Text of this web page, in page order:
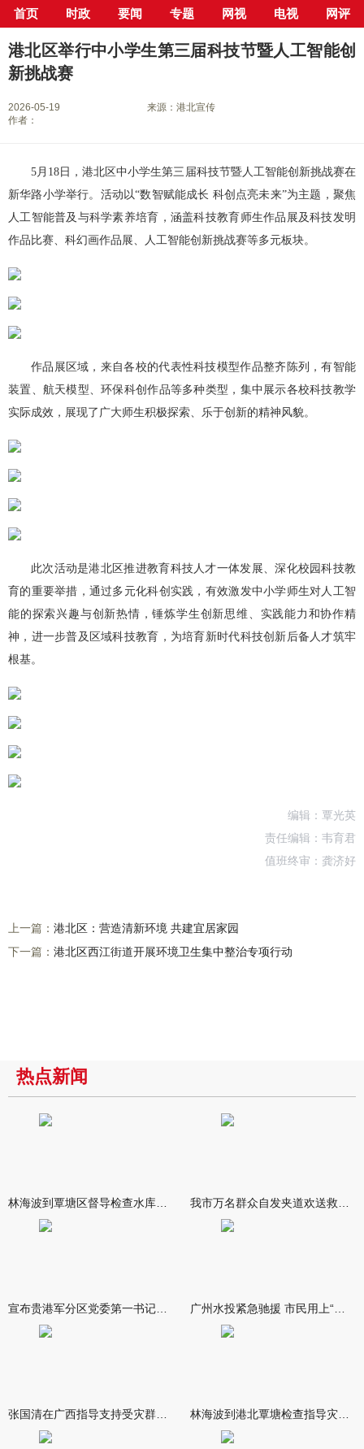
首页 时政 要闻 专题 网视 电视 网评
当前位置： 首页> 新闻中心> 县市区> 港北区> 正文
港北区举行中小学生第三届科技节暨人工智能创
新挑战赛
2026-05-19
来源：港北宣传
作者：
5月18日，港北区中小学生第三届科技节暨人工智能创新挑战赛在
新华路小学举行。活动以“数智赋能成长 科创点亮未来”为主题，聚焦
人工智能普及与科学素养培育，涵盖科技教育师生作品展及科技发明
作品比赛、科幻画作品展、人工智能创新挑战赛等多元板块。
作品展区域，来自各校的代表性科技模型作品整齐陈列，有智能
装置、航天模型、环保科创作品等多种类型，集中展示各校科技教学
实际成效，展现了广大师生积极探索、乐于创新的精神风貌。
此次活动是港北区推进教育科技人才一体发展、深化校园科技教
育的重要举措，通过多元化科创实践，有效激发中小学师生对人工智
能的探索兴趣与创新热情，锤炼学生创新思维、实践能力和协作精
神，进一步普及区域科技教育，为培育新时代科技创新后备人才筑牢
根基。
编辑：覃光英
责任编辑：韦育君
值班终审：龚济好
上一篇： 港北区：营造清新环境 共建宜居家园
下一篇： 港北区西江街道开展环境卫生集中整治专项行动
热点新闻